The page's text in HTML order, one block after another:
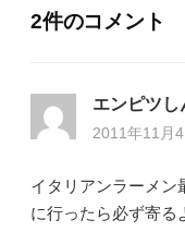
ビ
ー
シ
ョ
2件のコメント
エンピツし
2011年11月
イタリアンラーメン
に行ったら必ず寄る